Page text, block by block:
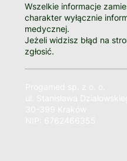
Wszelkie informacje
charakter wyłącznie
medycznej.
Jeżeli widzisz błąd na
zgłosić.